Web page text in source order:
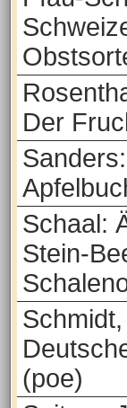
Der
Schaal:
Stein-
(poe)